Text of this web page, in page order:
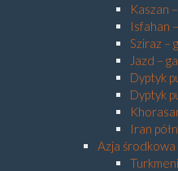
Kaszan
Isfahan
Sziraz –
Jazd –
Dyptyk
Dyptyk
Iran
Azja środkowa